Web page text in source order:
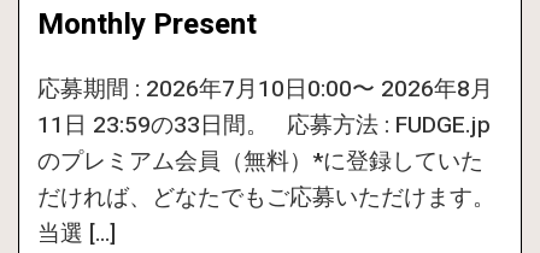
Monthly Present
応募期間 : 2026年7月10日0:00〜 2026年8月
11日 23:59の33日間。 応募方法 : FUDGE.jp
のプレミアム会員（無料）*に登録していた
だければ、どなたでもご応募いただけます。
当選 […]